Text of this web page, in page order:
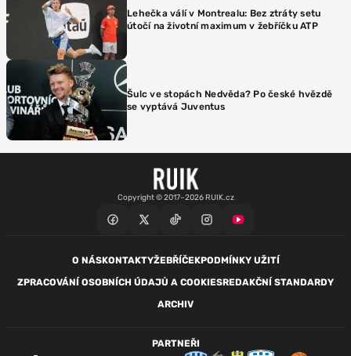
Lehečka válí v Montrealu: Bez ztráty setu
útočí na životní maximum v žebříčku ATP
Šulc ve stopách Nedvěda? Po české hvězdě
se vyptává Juventus
Copyright © 2017–2026 RUIK.cz
O NÁSKONTAKTYŽEBŘÍČEKPODMÍNKY UŽITÍ
ZPRACOVÁNÍ OSOBNÍCH ÚDAJŮ A COOKIESREDAKČNÍ STANDARDY
ARCHIV
PARTNEŘI